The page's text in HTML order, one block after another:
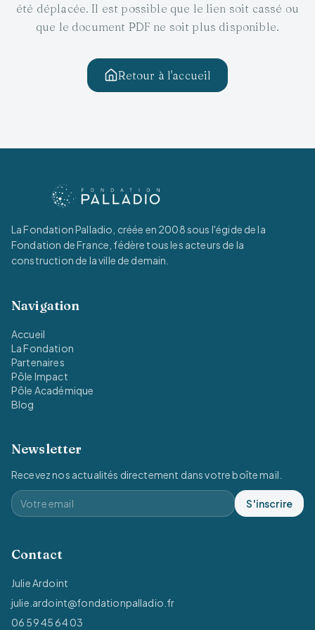
été déplacée. Il est possible que le lien soit cassé ou
que le document PDF ne soit plus disponible.
Retour à l'accueil
La Fondation Palladio, créée en 2008 sous l'égide de la
Fondation de France, fédère tous les acteurs de la
construction de la ville de demain.
Navigation
Accueil
La Fondation
Partenaires
Pôle Impact
Pôle Académique
Blog
Newsletter
Recevez nos actualités directement dans votre boîte mail.
S'inscrire
Contact
Julie Ardoint
julie.ardoint@fondationpalladio.fr
06 59 45 64 03